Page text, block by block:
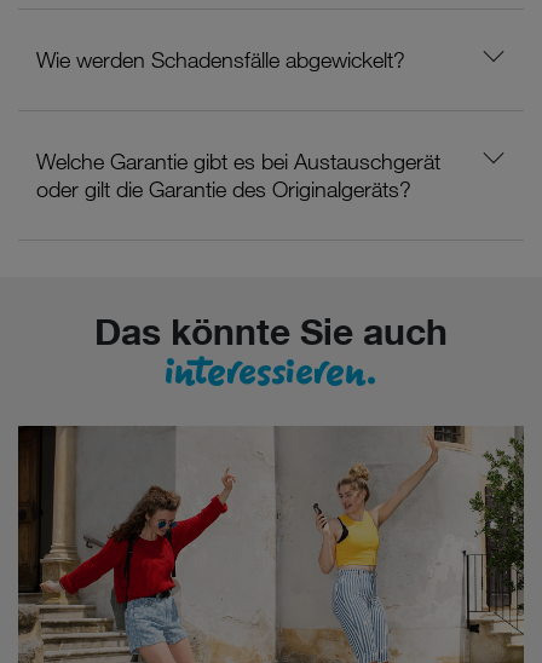
Wie werden Schadensfälle abgewickelt?
Welche Garantie gibt es bei Austauschgerät
oder gilt die Garantie des Originalgeräts?
Das könnte Sie auch
interessieren.